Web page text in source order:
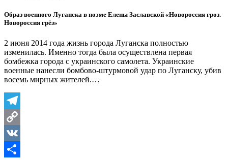
Образ военного Луганска в поэме Елены Заславской «Новороссия гроз.
Новороссия грёз»
2 июня 2014 года жизнь города Луганска полностью
изменилась. Именно тогда была осуществлена первая
бомбежка города с украинского самолета. Украинские
военные нанесли бомбово-штурмовой удар по Луганску, убив
восемь мирных жителей.…
Telegram
Copy
Link
VK